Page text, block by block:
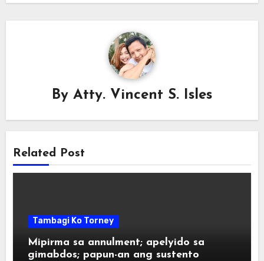
By Atty. Vincent S. Isles
Related Post
Tambagi Ko Torney
Mipirma sa annulment; apelyido sa
gimabdos; papun-an ang sustento